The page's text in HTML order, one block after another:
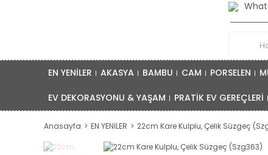
EN YENİLER AKASYA BAMBU CAM PORSELEN
EV DEKORASYONU & YAŞAM PRATİK EV GEREÇLERİ
Anasayfa EN YENİLER 22cm Kare Kulplu, Çelik Süzgeç